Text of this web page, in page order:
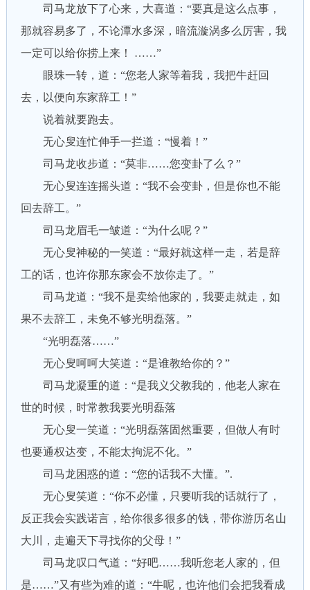
司马龙放下了心来，大喜道：“要真是这么点事，
那就容易多了，不论潭水多深，暗流漩涡多么厉害，我
一定可以给你捞上来！ ……”
眼珠一转，道：“您老人家等着我，我把牛赶回
去，以便向东家辞工！”
说着就要跑去。
无心叟连忙伸手一拦道：“慢着！”
司马龙收步道：“莫非……您变卦了么？”
无心叟连连摇头道：“我不会变卦，但是你也不能
回去辞工。”
司马龙眉毛一皱道：“为什么呢？”
无心叟神秘的一笑道：“最好就这样一走，若是辞
工的话，也许你那东家会不放你走了。”
司马龙道：“我不是卖给他家的，我要走就走，如
果不去辞工，未免不够光明磊落。”
“光明磊落……”
无心叟呵呵大笑道：“是谁教给你的？”
司马龙凝重的道：“是我义父教我的，他老人家在
世的时候，时常教我要光明磊落
无心叟一笑道：“光明磊落固然重要，但做人有时
也要通权达变，不能太拘泥不化。”
司马龙困惑的道：“您的话我不大懂。”.
无心叟笑道：“你不必懂，只要听我的话就行了，
反正我会实践诺言，给你很多很多的钱，带你游历名山
大川，走遍天下寻找你的父母！”
司马龙叹口气道：“好吧……我听您老人家的，但
是……”又有些为难的道：“牛呢，也许他们会把我看成